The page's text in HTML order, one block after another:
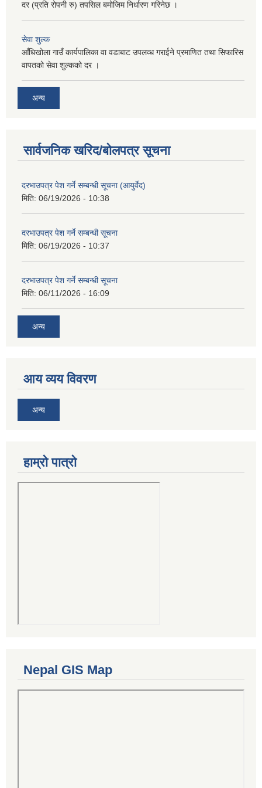
दर (प्रति रोपनी रु) तपसिल बमोजिम निर्धारण गरिनेछ ।
सेवा शुल्क
आँधिखोला गाउँ कार्यपालिका वा वडाबाट उपलव्ध गराईने प्रमाणित तथा सिफारिस
वापतको सेवा शुल्कको दर ।
अन्य
सार्वजनिक खरिद/बोलपत्र सूचना
दरभाउपत्र पेश गर्ने सम्बन्धी सूचना (आयुर्वेद)
मिति: 06/19/2026 - 10:38
दरभाउपत्र पेश गर्ने सम्बन्धी सूचना
मिति: 06/19/2026 - 10:37
दरभाउपत्र पेश गर्ने सम्बन्धी सूचना
मिति: 06/11/2026 - 16:09
अन्य
आय व्यय विवरण
अन्य
हाम्रो पात्रो
Nepal GIS Map